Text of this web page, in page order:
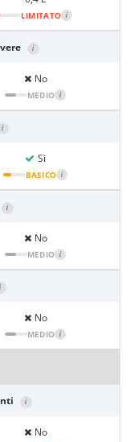
LIMITATO i
i
No
MEDIO i
i
Sì
BASICO i
i
No
MEDIO i
i
No
MEDIO i
i
No